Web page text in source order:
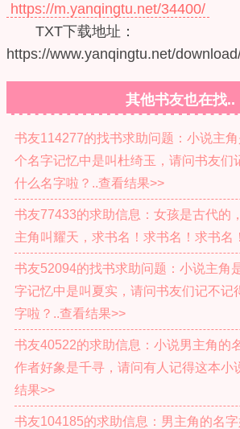
https://m.yanqingtu.net/34400/
TXT下载地址：
https://www.yanqingtu.net/
其他书友也在找..
书友114277的找书求助问题：小说主
个名字记忆中是叫杜绮玉，请问书友们
什么名字啦？..查看结果>>
书友77433的求助信息：女孩是古代的
主角叫耀天，求书名！求书名！求书名
书友52094的找书求助问题：小说主角
字记忆中是叫夏实，请问书友们记不记
字啦？..查看结果>>
书友40522的求助信息：小说男主角的
作者好象是千寻，请问有人记得这本小
结果>>
书友104185的求助信息：男主角的名